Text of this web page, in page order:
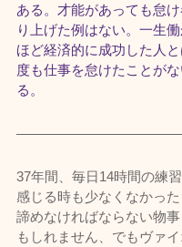
ある。才能があっても怠
り上げた例はない。一生
ほど経済的に成功した人
度も仕事を怠けたことが
る。
37年間、毎日14時間の練
感じる時も少なくなかった
諦めなければならない物
もしれません、でもヴァ